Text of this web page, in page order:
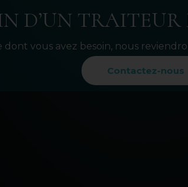
D’UN TRAITEUR
dont vous avez besoin, nous
Contactez-nous